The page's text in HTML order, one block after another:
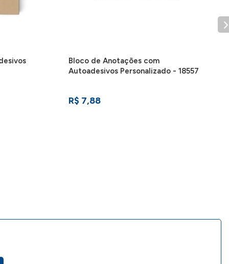
Bloco de Anotações com
Autoadesivos Personalizado - 18557
R$ 7,88